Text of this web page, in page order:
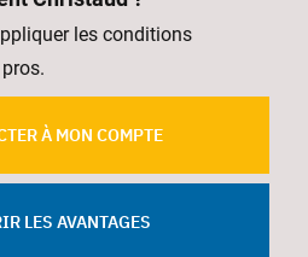
les conditions
À MON COMPTE
LES AVANTAGES